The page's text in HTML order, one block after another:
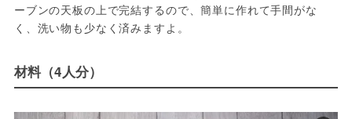
ーブンの天板の上で完結するので、簡単に作れて手間がな
く、洗い物も少なく済みますよ。
材料（4人分）